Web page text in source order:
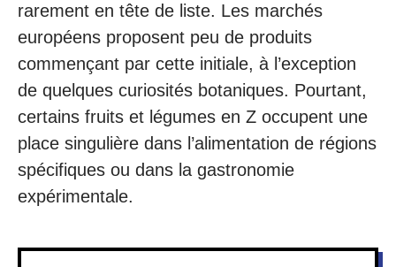
rarement en tête de liste. Les marchés
européens proposent peu de produits
commençant par cette initiale, à l’exception
de quelques curiosités botaniques. Pourtant,
certains fruits et légumes en Z occupent une
place singulière dans l’alimentation de régions
spécifiques ou dans la gastronomie
expérimentale.